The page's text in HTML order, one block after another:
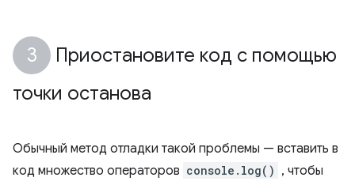
Приостановите код с помощью
точки останова
Обычный метод отладки такой проблемы — вставить в
код множество операторов console.log() , чтобы